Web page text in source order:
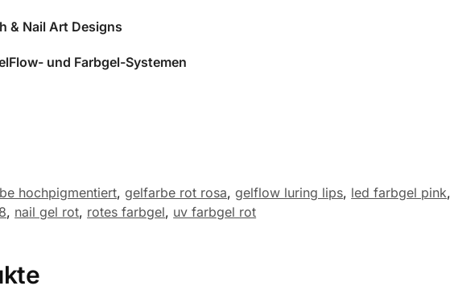
& Nail Art Designs
und Farbgel-Systemen
hochpigmentiert,gelfarbe rot rosa,gelflow luring lips, led farbgel pink,
, nail gel rot, rotes farbgel, uv farbgel rot